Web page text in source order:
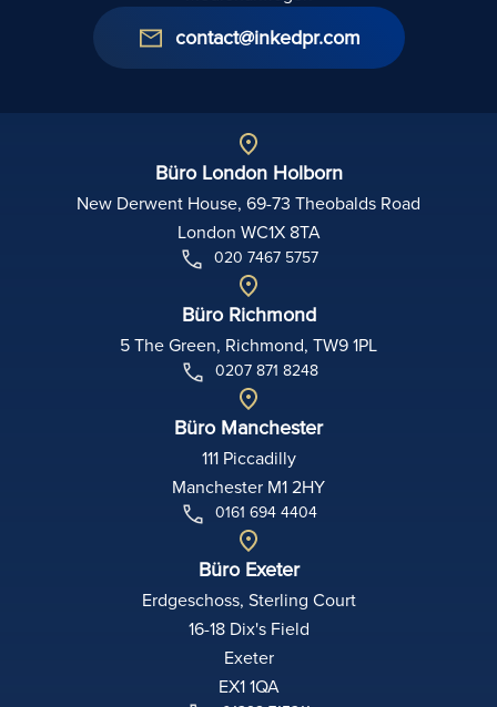
contact@inkedpr.com
Büro London Holborn
New Derwent House, 69-73 Theobalds Road
London WC1X 8TA
020 7467 5757
Büro Richmond
5 The Green, Richmond, TW9 1PL
0207 871 8248
Büro Manchester
111 Piccadilly
Manchester M1 2HY
0161 694 4404
Büro Exeter
Erdgeschoss, Sterling Court
16-18 Dix's Field
Exeter
EX1 1QA